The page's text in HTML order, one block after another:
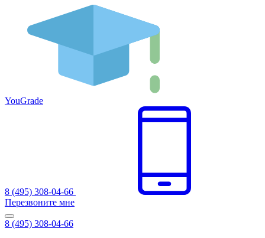
YouGrade
8 (495) 308-04-66
Перезвоните мне
8 (495) 308-04-66